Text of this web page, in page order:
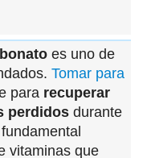
es uno de
Tomar para
para recuperar
perdidos durante
vitaminas que